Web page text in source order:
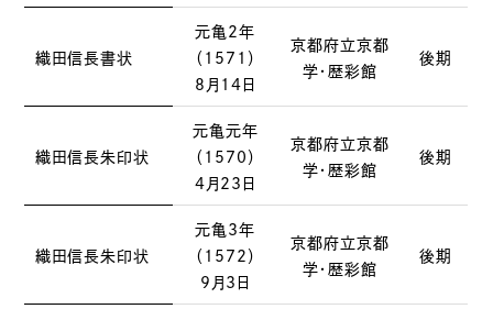
織田信長書状
元亀2年
（1571）
8月14日
京都府立京都
学・歴彩館
後期
織田信長朱印状
元亀元年
（1570）
4月23日
京都府立京都
学・歴彩館
後期
織田信長朱印状
元亀3年
（1572）
9月3日
京都府立京都
学・歴彩館
後期